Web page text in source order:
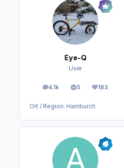
Eye-Q
User
4.1k
Beiträge 5
Lösungen183
Ort / Region: Hamburch